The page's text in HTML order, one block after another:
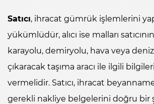
Satıcı, ihracat gümrük işlemlerini
yükümlüdür, alıcı ise malları
karayolu, demiryolu, hava veya
çıkaracak taşıma aracı ile ilgili bilgileri
vermelidir. Satıcı, ihracat
gerekli nakliye belgelerini doğru bir